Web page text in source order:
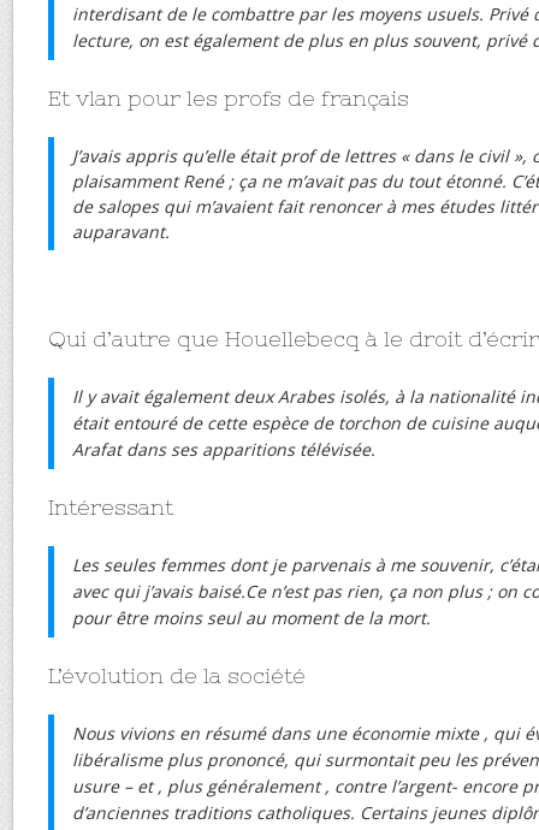
interdisant de le combattre par les moyens usuels. Privé
lecture, on est également de plus en plus souvent, privé
Et vlan pour les profs de français
J’avais appris qu’elle était prof de lettres « dans le civil »,
plaisamment René ; ça ne m’avait pas du tout étonné.
de salopes qui m’avaient fait renoncer à mes études
auparavant.
Qui d’autre que Houellebecq à le droit
Il y avait également deux Arabes isolés, à la nationalité
était entouré de cette espèce de torchon de cuisine
Arafat dans ses apparitions télévisée.
Intéressant
Les seules femmes dont je parvenais à me souvenir,
avec qui j’avais baisé.Ce n’est pas rien, ça non plus ; on
pour être moins seul au moment de la mort.
L’évolution de la société
Nous vivions en résumé dans une économie mixte , qui
libéralisme plus prononcé, qui surmontait peu les
usure – et , plus généralement , contre l’argent- encore
d’anciennes traditions catholiques. Certains jeunes